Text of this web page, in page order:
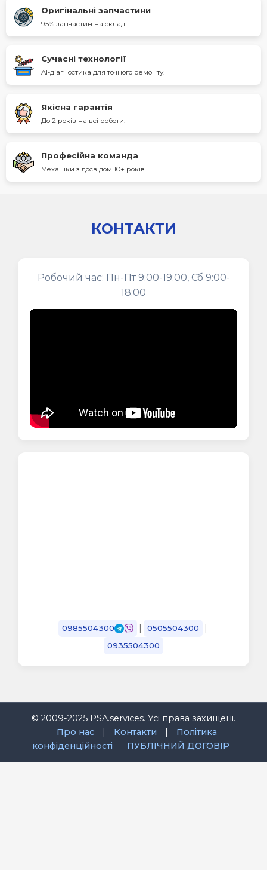
Оригінальні запчастини
95% запчастин на складі.
Сучасні технології
AI-діагностика для точного ремонту.
Якісна гарантія
До 2 років на всі роботи.
Професійна команда
Механіки з досвідом 10+ років.
КОНТАКТИ
Робочий час: Пн-Пт 9:00-19:00, Сб 9:00-
18:00
0985504300 | 0505504300 |
0935504300
© 2009-2025 PSA.services. Усі права захищені.
Про нас
| Контакти |
Політика
конфіденційності
ПУБЛІЧНИЙ ДОГОВІР